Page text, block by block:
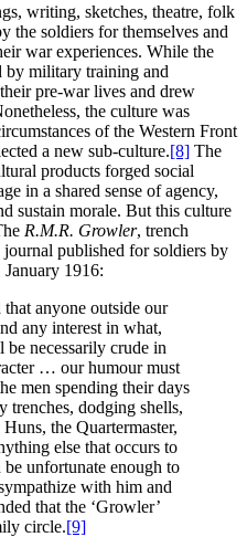
writing, sketches, theatre, folk
the soldiers for themselves and
war experiences. While the
by military training and
pre-war lives and drew
the culture was
of the Western Front
a new sub-culture.[8] The
products forged social
in a shared sense of agency,
sustain morale. But this culture
R.M.R. Growler, trench
published for soldiers by
1916:
anyone outside our
any interest in what,
necessarily crude in
… our humour must
men spending their days
trenches, dodging shells,
the Quartermaster,
else that occurs to
unfortunate enough to
with him and
that the ‘Growler’
circle.[9]